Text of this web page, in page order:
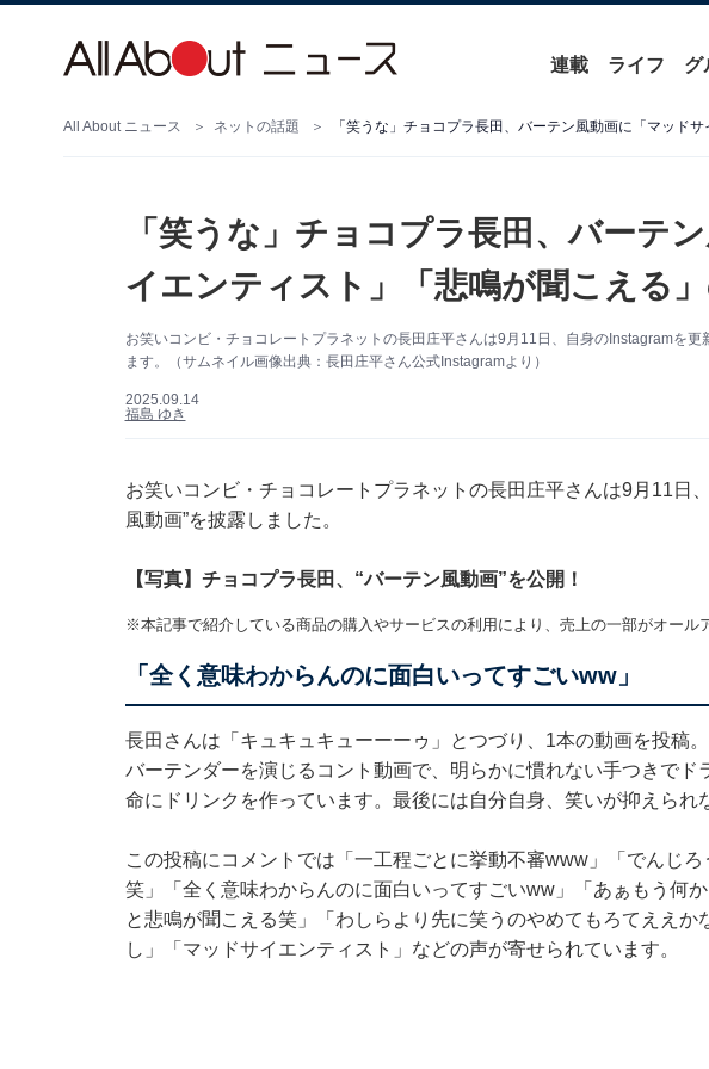
連載 ライフ グ
All About ニュース ネットの話題 「笑うな」チョコプラ長田、バーテン風動画に「マッド
「笑うな」チョコプラ長田、バーテ
イエンティスト」「悲鳴が聞こえる」
お笑いコンビ・チョコレートプラネットの長田庄平さんは9月11日、自身のInstagramを更
ます。（サムネイル画像出典：長田庄平さん公式Instagramより）
2025.09.14
福島 ゆき
お笑いコンビ・チョコレートプラネットの長田庄平さんは9月11日
風動画”を披露しました。
【写真】チョコプラ長田、“バーテン風動画”を公開！
※本記事で紹介している商品の購入やサービスの利用により、売上の一部がオール
「全く意味わからんのに面白いってすごいww」
長田さんは「キュキュキューーーゥ」とつづり、1本の動画を投稿
バーテンダーを演じるコント動画で、明らかに慣れない手つきでド
命にドリンクを作っています。最後には自分自身、笑いが抑えられ
この投稿にコメントでは「一工程ごとに挙動不審www」「でんじろ
笑」「全く意味わからんのに面白いってすごいww」「あぁもう何
と悲鳴が聞こえる笑」「わしらより先に笑うのやめてもろてええか
し」「マッドサイエンティスト」などの声が寄せられています。